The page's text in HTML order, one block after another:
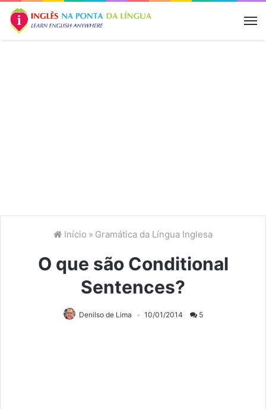
Início » Gramática da Língua Inglesa
O que são Conditional
Sentences?
Denilso de Lima 10/01/2014 5